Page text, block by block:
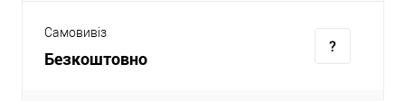
Самовивіз
Безкоштовно